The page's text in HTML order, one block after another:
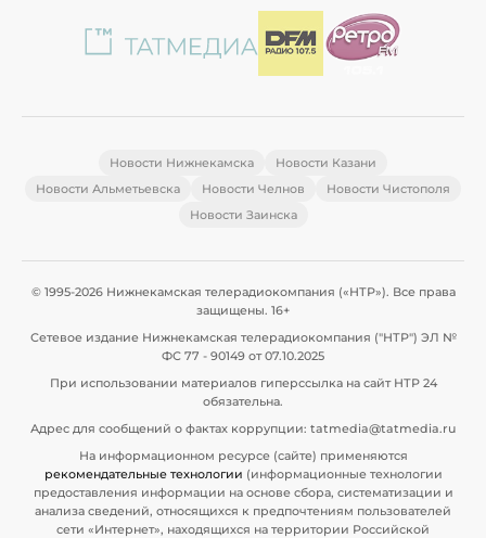
Новости Нижнекамска
Новости Казани
Новости Альметьевска
Новости Челнов
Новости Чистополя
Новости Заинска
© 1995-2026 Нижнекамская телерадиокомпания («НТР»). Все права
защищены. 16+
Сетевое издание Нижнекамская телерадиокомпания ("НТР") ЭЛ №
ФС 77 - 90149 от 07.10.2025
При использовании материалов гиперссылка на сайт НТР 24
обязательна.
Адрес для сообщений о фактах коррупции: tatmedia@tatmedia.ru
На информационном ресурсе (сайте) применяются
рекомендательные технологии (информационные технологии
предоставления информации на основе сбора, систематизации и
анализа сведений, относящихся к предпочтениям пользователей
сети «Интернет», находящихся на территории Российской